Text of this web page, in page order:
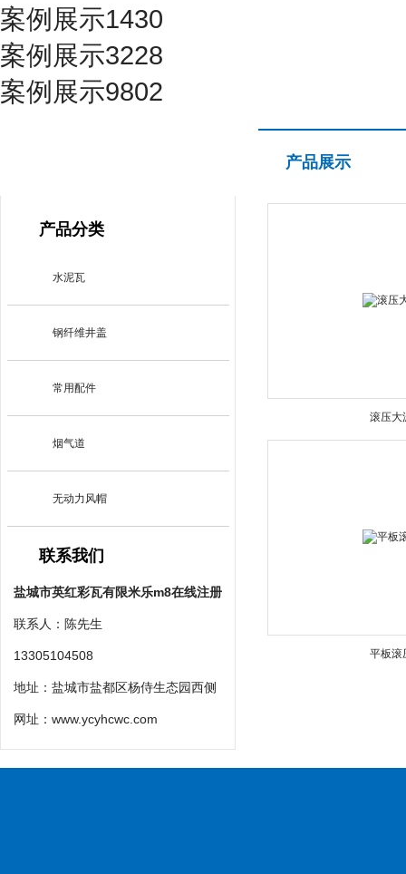
案例展示1430
案例展示3228
案例展示9802
产品分类
水泥瓦
钢纤维井盖
常用配件
烟气道
无动力风帽
联系我们
盐城市英红彩瓦有限米乐m8在线注册
联系人：陈先生
13305104508
地址：盐城市盐都区杨侍生态园西侧
网址： www.ycyhcwc.com
产品展示
滚压大
平板滚